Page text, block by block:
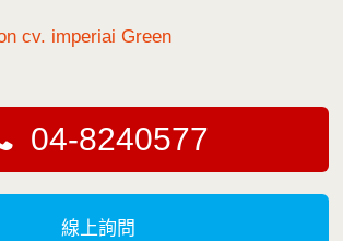
cv. imperiai Green
04-8240577
線上詢問